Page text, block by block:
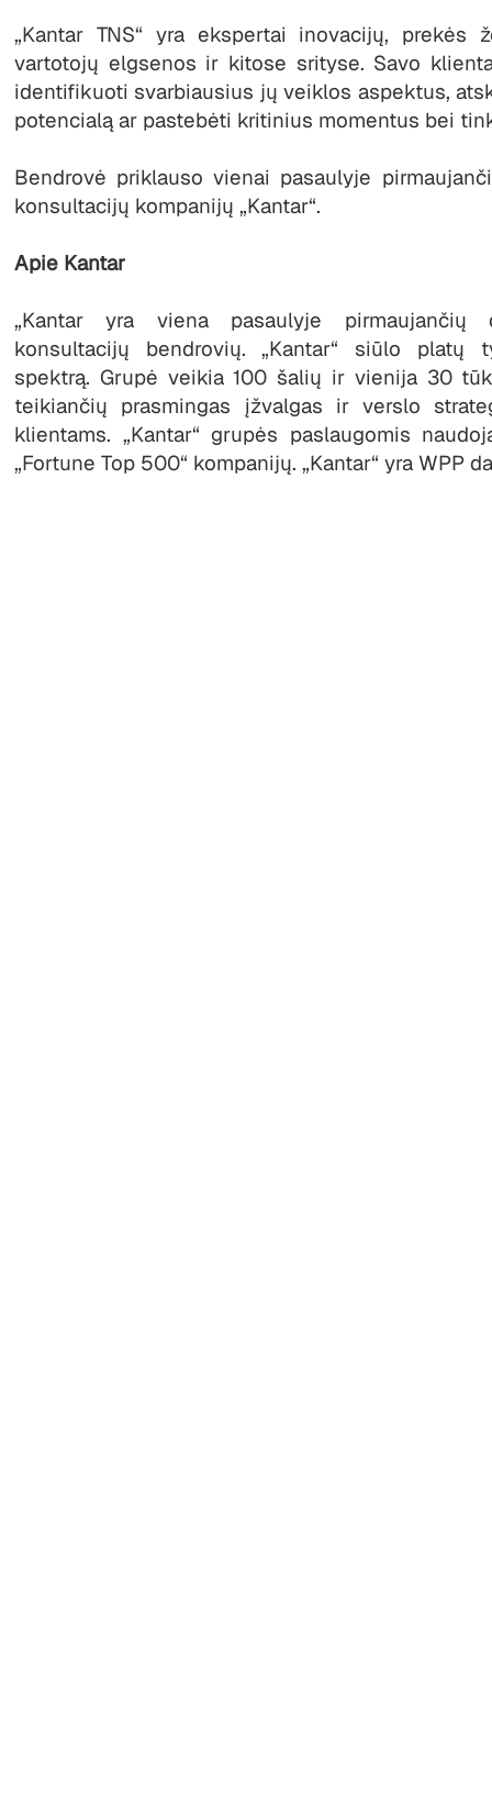
„Kantar TNS“ yra ekspertai inovacijų, prekės
vartotojų elgsenos ir kitose srityse. Savo
identifikuoti svarbiausius jų veiklos aspektus,
potencialą ar pastebėti kritinius momentus bei
Bendrovė priklauso vienai pasaulyje
konsultacijų kompanijų „Kantar“.
Apie Kantar
„Kantar yra viena pasaulyje
konsultacijų bendrovių. „Kantar“ siūlo platų
spektrą. Grupė veikia 100 šalių ir vienija 30
teikiančių prasmingas įžvalgas ir verslo
klientams. „Kantar“ grupės paslaugomis
„Fortune Top 500“ kompanijų. „Kantar“ yra WPP